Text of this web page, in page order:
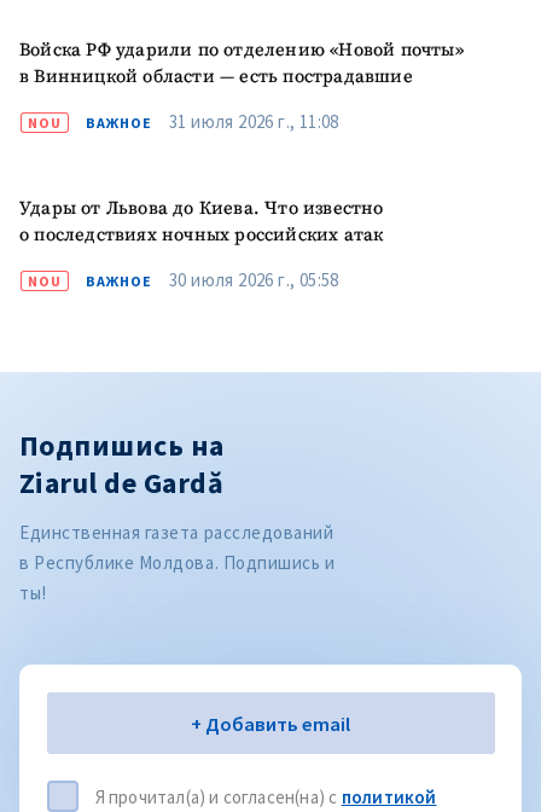
Войска РФ ударили по отделению «Новой почты»
в Винницкой области — есть пострадавшие
NOU ВАЖНОЕ 31 июля 2026 г., 11:08
Удары от Львова до Киева. Что известно
о последствиях ночных российских атак
NOU ВАЖНОЕ 30 июля 2026 г., 05:58
Подпишись на
Ziarul de Gardă
Единственная газета расследований
в Республике Молдова. Подпишись и
ты!
Электронная почта+ Добавить email
Я прочитал(а) и согласен(на) с политикой